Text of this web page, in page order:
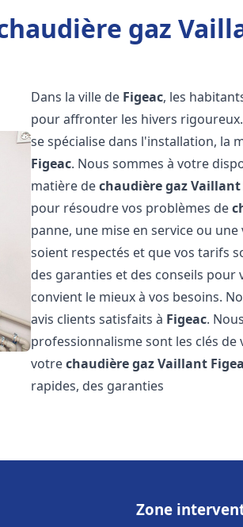
gaz
Dans la ville de Figeac, les
pour affronter les hivers
se spécialise dans l'installation, la
Figeac. Nous sommes à votre
matière dechaudière gaz Vaillant
pour résoudre vos problèmes de
panne, une mise en service ou
soient respectés et que vos tarifs
des garanties et des conseils
convient le mieux à vos besoins.
avis clients satisfaits à Figeac.
professionnalisme sont les clés
votrechaudière gaz Vaillant
rapides, des garanties
Zone